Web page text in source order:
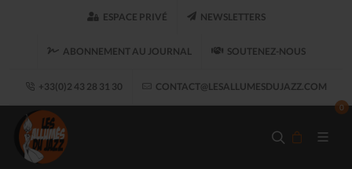
ESPACE PRIVÉ NEWSLETTERS
ABONNEMENT AU JOURNAL SOUTENEZ-NOUS
+33(0)2 43 28 31 30 CONTACT@LESALLUMESDUJAZZ.COM
0